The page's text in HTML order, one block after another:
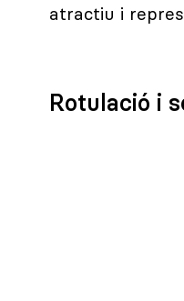
atractiu i
Rotulació i